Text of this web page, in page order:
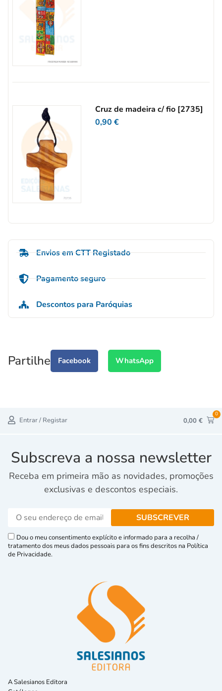
Cruz de madeira c/ fio [2735]
0,90€
Envios em CTT Registado
Pagamento seguro
Descontos para Paróquias
Partilhe Facebook WhatsApp
Entrar / Registar 0,00 €
0
Subscreva a nossa newsletter
Receba em primeira mão as novidades, promoções
exclusivas e descontos especiais.
Dou o meu consentimento explícito e informado para a recolha /
tratamento dos meus dados pessoais para os fins descritos na Política
de Privacidade.
A Salesianos Editora